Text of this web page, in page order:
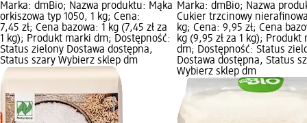
Marka: dmBio; Nazwa produktu: Mąka
orkiszowa typ 1050, 1 kg; Cena:
7,45 zł; Cena bazowa: 1 kg (7,45 zł za
1 kg); Produkt marki dm; Dostępność:
Status zielony Dostawa dostępna,
Status szary Wybierz sklep dm
Marka: dmBio; Nazwa
Cukier trzcinowy
kg; Cena: 9,95 zł; Cena
kg (9,95 zł za 1 kg); Produkt
dm; Dostępność: Status
Dostawa dostępna, Status
Wybierz sklep dm